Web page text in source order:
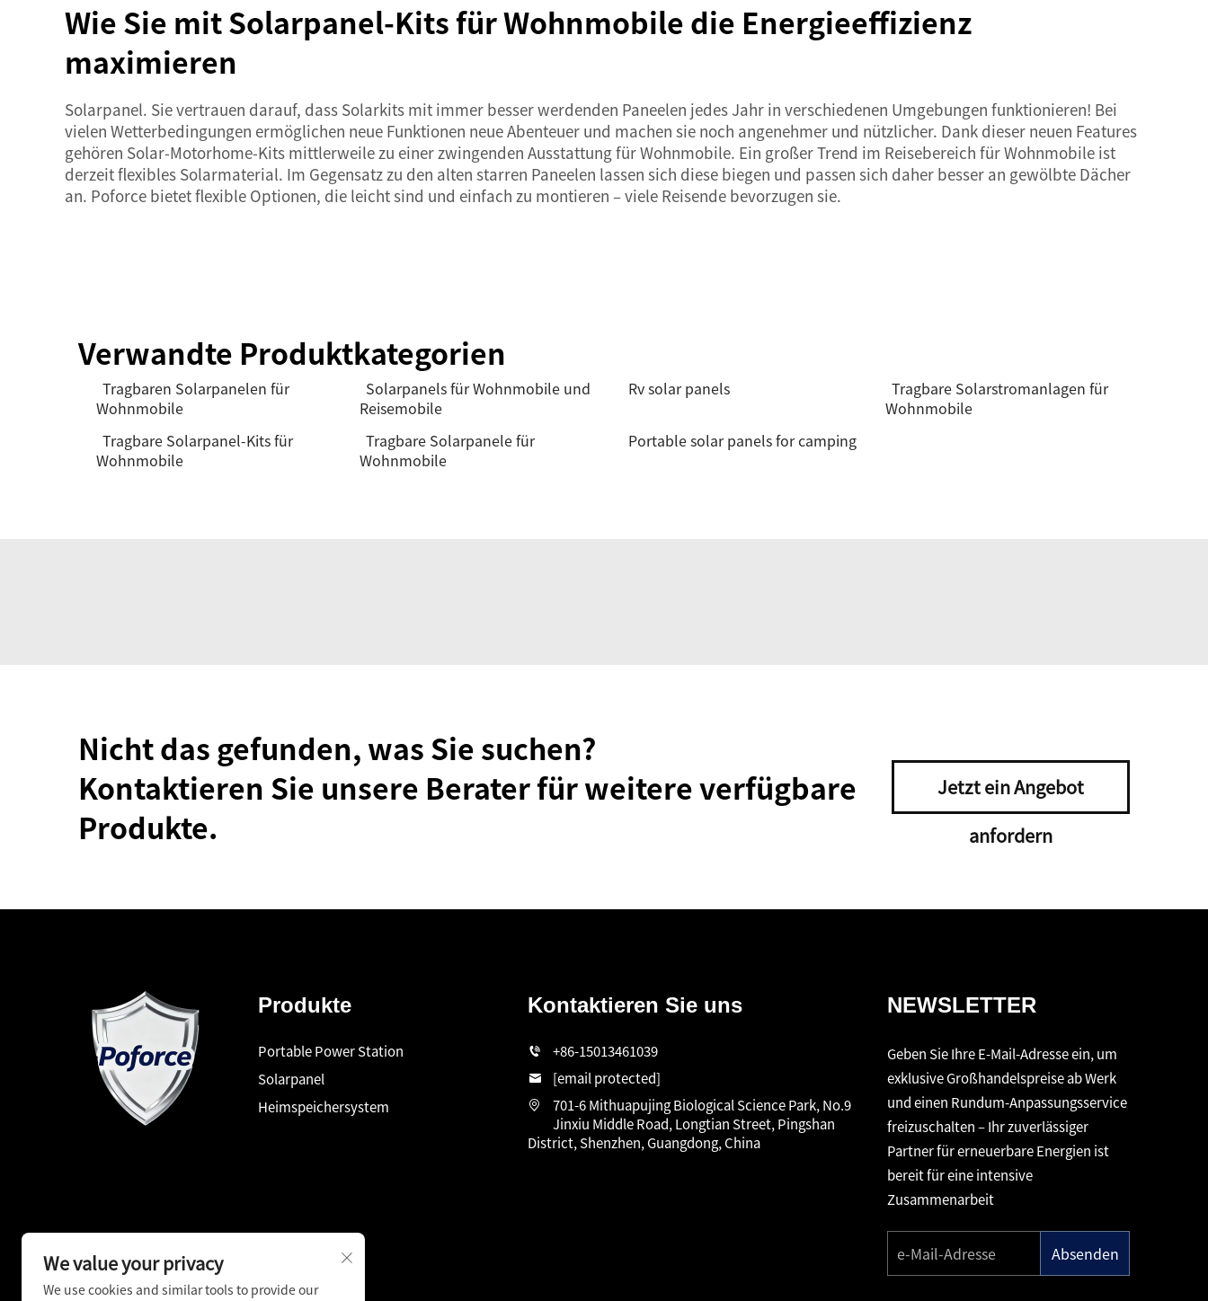
Wie Sie mit Solarpanel-Kits für Wohnmobile die Energieeffizienz
maximieren
Solarpanel. Sie vertrauen darauf, dass Solarkits mit immer besser werdenden Paneelen jedes Jahr in verschiedenen Umgebungen funktionieren! Bei
vielen Wetterbedingungen ermöglichen neue Funktionen neue Abenteuer und machen sie noch angenehmer und nützlicher. Dank dieser neuen Features
gehören Solar-Motorhome-Kits mittlerweile zu einer zwingenden Ausstattung für Wohnmobile. Ein großer Trend im Reisebereich für Wohnmobile ist
derzeit flexibles Solarmaterial. Im Gegensatz zu den alten starren Paneelen lassen sich diese biegen und passen sich daher besser an gewölbte Dächer
an. Poforce bietet flexible Optionen, die leicht sind und einfach zu montieren – viele Reisende bevorzugen sie.
Verwandte Produktkategorien
Tragbaren Solarpanelen für
Wohnmobile
Solarpanels für Wohnmobile und
Reisemobile
Rv solar panels
Tragbare Solarstromanlagen für
Wohnmobile
Tragbare Solarpanel-Kits für
Wohnmobile
Tragbare Solarpanele für
Wohnmobile
Portable solar panels for camping
Nicht das gefunden, was Sie suchen?
Kontaktieren Sie unsere Berater für weitere verfügbare
Produkte.
Jetzt ein Angebot
anfordern
Produkte
Portable Power Station
Solarpanel
Heimspeichersystem
Kontaktieren Sie uns
+86-15013461039
[email protected]
701-6 Mithuapujing Biological Science Park, No.9
Jinxiu Middle Road, Longtian Street, Pingshan
District, Shenzhen, Guangdong, China
NEWSLETTER
Geben Sie Ihre E-Mail-Adresse ein, um
exklusive Großhandelspreise ab Werk
und einen Rundum-Anpassungsservice
freizuschalten – Ihr zuverlässiger
Partner für erneuerbare Energien ist
bereit für eine intensive
Zusammenarbeit
Absenden
We value your privacy
We use cookies and similar tools to provide our